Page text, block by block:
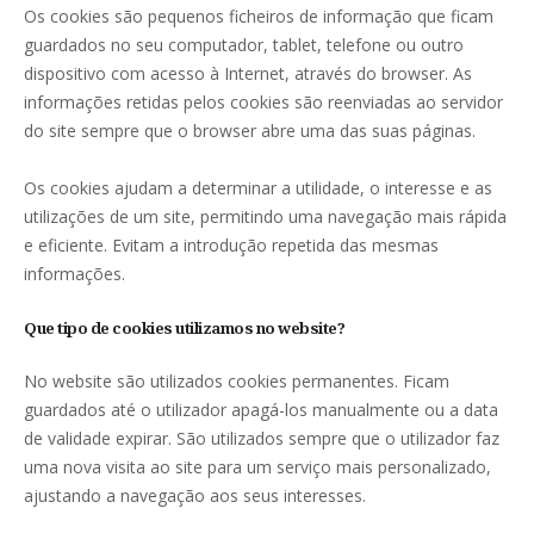
Os cookies são pequenos ficheiros de informação que ficam
guardados no seu computador, tablet, telefone ou outro
dispositivo com acesso à Internet, através do browser. As
informações retidas pelos cookies são reenviadas ao servidor
do site sempre que o browser abre uma das suas páginas.
Os cookies ajudam a determinar a utilidade, o interesse e as
utilizações de um site, permitindo uma navegação mais rápida
e eficiente. Evitam a introdução repetida das mesmas
informações.
Que tipo de cookies utilizamos no website?
No website são utilizados cookies permanentes. Ficam
guardados até o utilizador apagá-los manualmente ou a data
de validade expirar. São utilizados sempre que o utilizador faz
uma nova visita ao site para um serviço mais personalizado,
ajustando a navegação aos seus interesses.